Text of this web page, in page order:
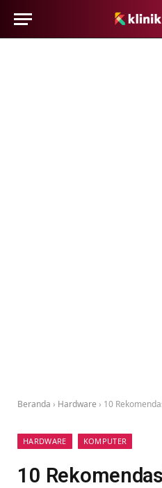
Beranda › Hardware › 10
HARDWARE KOMPUTER
10